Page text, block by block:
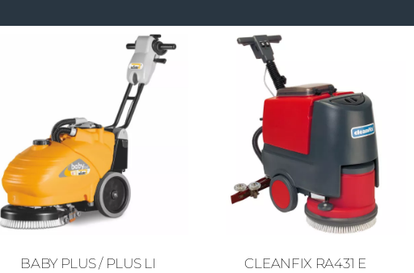
BABY PLUS / PLUS LI CLEANFIX RA431 E